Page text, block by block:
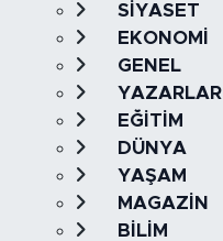
SİYASET
EKONOMİ
GENEL
YAZARLAR
EĞİTİM
DÜNYA
YAŞAM
MAGAZİN
BİLİM